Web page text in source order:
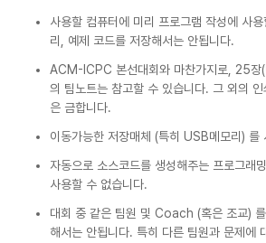
사용할 컴퓨터에 미리 프로그램 작성에 사
리, 예제 코드를 저장해서는 안됩니다.
ACM-ICPC 본선대회와 마찬가지로, 25장(
의 팀노트는 참고할 수 있습니다. 그 외의
은 금합니다.
이동가능한 저장매체 (특히 USB메모리) 를
자동으로 소스코드를 생성해주는 프로그
사용할 수 없습니다.
대회 중 같은 팀원 및 Coach (혹은 조교)
해서는 안됩니다. 특히 다른 팀원과 문제에